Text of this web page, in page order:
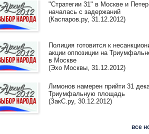
"Стратегии 31" в Москве и
началась с задержаний
(Каспаров.ру, 31.12.2012)
Полиция готовится к
акции оппозиции на
в Москве
(Эхо Москвы, 31.12.2012)
Лимонов намерен прийти 31
Триумфальную площадь
(ЗакС.ру, 30.12.2012)
все